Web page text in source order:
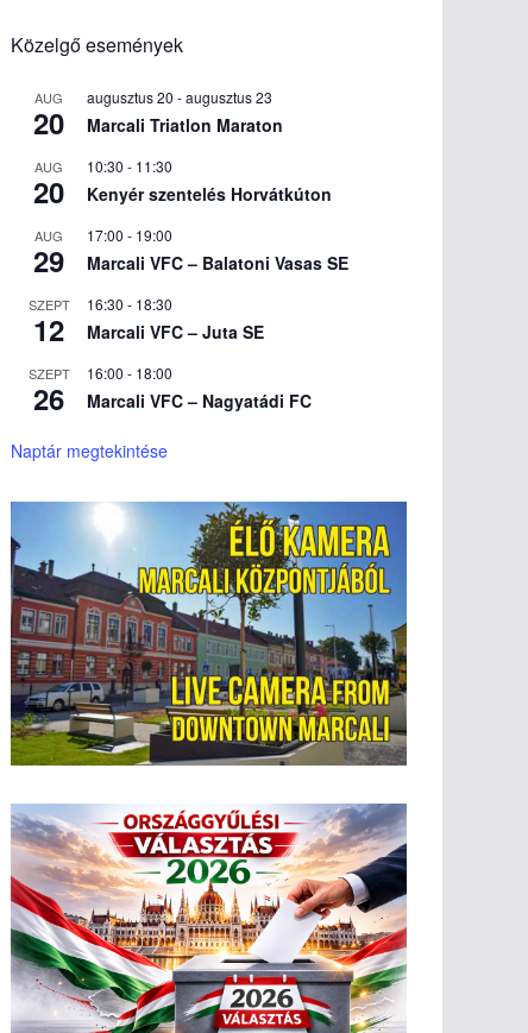
Közelgő események
AUG
20
augusztus 20 -augusztus 23
Marcali Triatlon Maraton
AUG
20
10:30 - 11:30
Kenyér szentelés Horvátkúton
AUG
29
17:00 - 19:00
Marcali VFC – Balatoni Vasas SE
SZEPT
12
16:30 - 18:30
Marcali VFC – Juta SE
SZEPT
26
16:00 - 18:00
Marcali VFC – Nagyatádi FC
Naptár megtekintése